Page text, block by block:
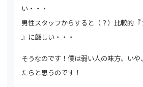
い・・・
男性スタッフからすると（？）比較的
』に厳しい・・・
そうなのです！僕は弱い人の味方、い
たらと思うのです！